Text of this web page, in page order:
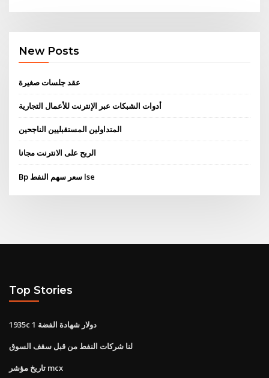
New Posts
عقد جلسات صغيرة
أدوات الشبكات عبر الإنترنت للأعمال التجارية
المتداولين المستقبليين الناجحين
الربح على الانترنت مجانا
Bp سعر سهم النفط lse
Top Stories
1935c 1 دولار شهادة الفضة
لنا شركات النفط من قبل سقف السوق
تاريخ مؤشر mcx